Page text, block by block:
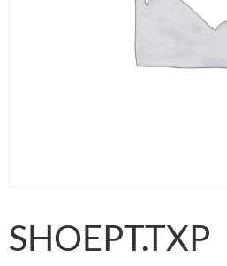
SHOEPT.TXP